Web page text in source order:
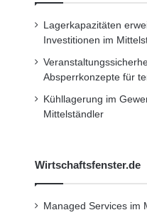
Lagerkapazitäten
Investitionen im
Absperrkonzepte für
Kühllagerung im
Mittelständler
Wirtschaftsfenster.de
Managed Services im